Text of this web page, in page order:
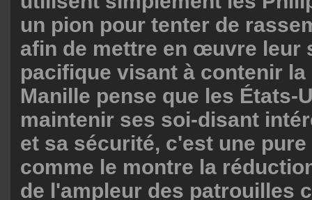
un pion pour tenter de
afin de mettre en œuvre leur
pacifique visant à contenir la
Manille pense que les États-
maintenir ses soi-disant
et sa sécurité, c'est une
comme le montre la
de l'ampleur des patrouilles